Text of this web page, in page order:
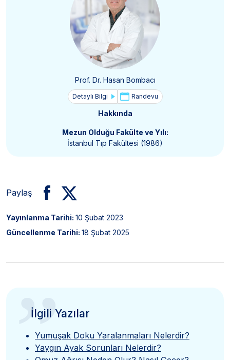
Prof. Dr. Hasan Bombacı
Detaylı Bilgi Randevu
Hakkında
Mezun Olduğu Fakülte ve Yılı:
İstanbul Tıp Fakültesi (1986)
Paylaş
Yayınlanma Tarihi: 10 Şubat 2023
Güncellenme Tarihi: 18 Şubat 2025
”
İlgili Yazılar
Yumuşak Doku Yaralanmaları Nelerdir?
Yaygın Ayak Sorunları Nelerdir?